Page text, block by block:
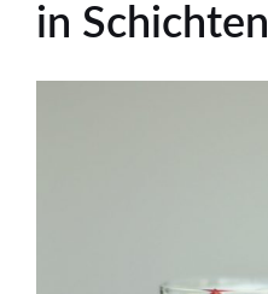
in Schichten